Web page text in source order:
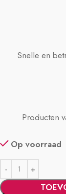
Snelle en
Producten
Op voorraad